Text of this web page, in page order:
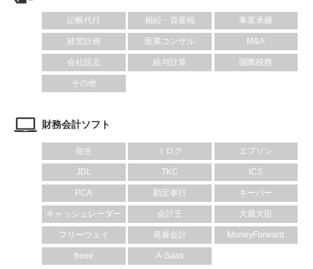
記帳代行 相続・資産税 事業承継
経営計画 医業コンサル M&A
会社設立 給与計算 国際税務
その他
財務会計ソフト
弥生 ミロク エプソン
JDL TKC ICS
PCA 勘定奉行 キーパー
キャッシュレーダー 会計王 大蔵大臣
フリーウェイ 発展会計 MoneyForward
freee A-Saas